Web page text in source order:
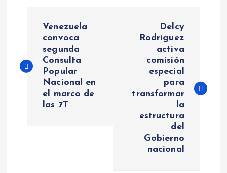
v
Venezuela
convoca
segunda
Consulta
Popular
Nacional en
el marco de
las 7T
Delcy
Rodríguez
activa
comisión
especial
para
transformar
la
estructura
del
Gobierno
nacional